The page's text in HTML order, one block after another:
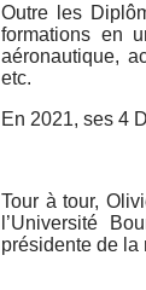
Outre les
formations en
aéronautique,
etc.
En 2021, ses 4
Tour à tour,
l’Université
présidente de la